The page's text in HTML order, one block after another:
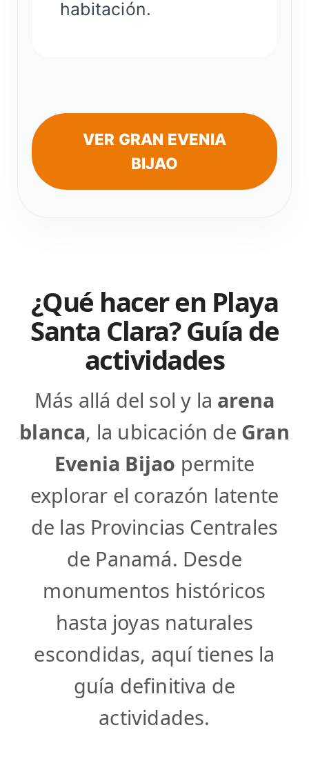
habitación.
VER GRAN EVENIA
BIJAO
¿Qué hacer en Playa
Santa Clara? Guía de
actividades
Más allá del sol y la arena
blanca, la ubicación de Gran
Evenia Bijao permite
explorar el corazón latente
de las Provincias Centrales
de Panamá. Desde
monumentos históricos
hasta joyas naturales
escondidas, aquí tienes la
guía definitiva de
actividades.